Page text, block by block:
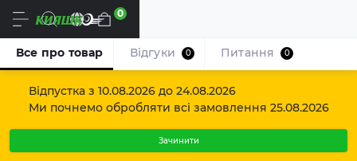
Відпустка з 10.08.2026 до 24.08.2026
Ми почнемо обробляти всі замовлення 25.08.2026
Зачинити
Uk 0
Все про товар Відгуки 0 Питання 0